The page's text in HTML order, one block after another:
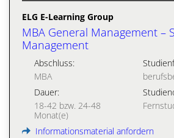
ELG E-Learning Group
MBA General Management –
Management
Abschluss:
MBA
Dauer:
18-42 bzw. 24-48
Monat(e)
Informationsmaterial anfordern